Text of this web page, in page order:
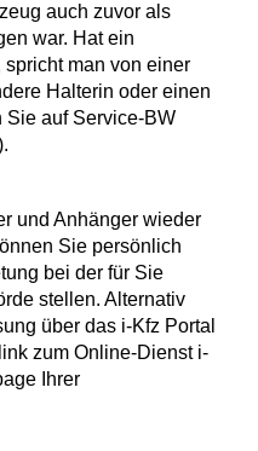
auch zuvor als
war. Hat ein
man von einer
Halterin oder einen
Sie auf Service-BW
und Anhänger wieder
Sie persönlich
bei der für Sie
stellen. Alternativ
über das i-Kfz Portal
zum Online-Dienst i-
Ihrer